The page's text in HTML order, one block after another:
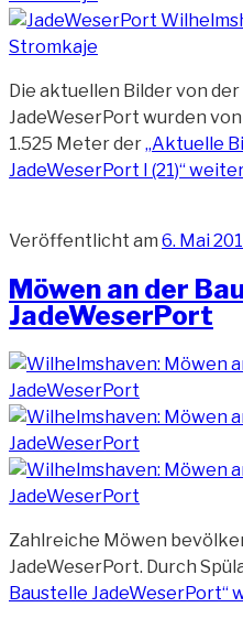
Die aktuellen Bilder von
JadeWeserPort wurden
1.525 Meter der„Aktuelle
JadeWeserPort I (21)“
Veröffentlicht am 6. Mai
Möwen an der
JadeWeserPort
Zahlreiche Möwen
JadeWeserPort. Durch
Baustelle JadeWeserPort“